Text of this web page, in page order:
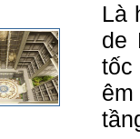
Là
de
tốc